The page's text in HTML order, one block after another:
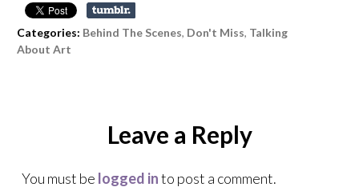
Categories: Behind The Scenes, Don't Miss, Talking
About Art
Leave a Reply
You must be logged into post a comment.